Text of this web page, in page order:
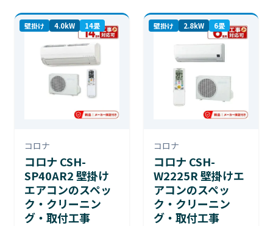
壁掛け 4.0kW 14畳
コロナ
コロナ CSH-
SP40AR2 壁掛け
エアコンのスペッ
ク・クリーニン
グ・取付工事
壁掛け 2.8kW 6畳
コロナ
コロナ CSH-
W2225R 壁掛けエ
アコンのスペッ
ク・クリーニン
グ・取付工事